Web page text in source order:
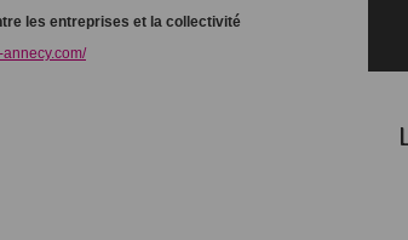
les entreprises et la collectivité